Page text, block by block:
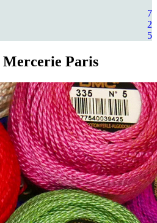
7
2
5
Mercerie Paris